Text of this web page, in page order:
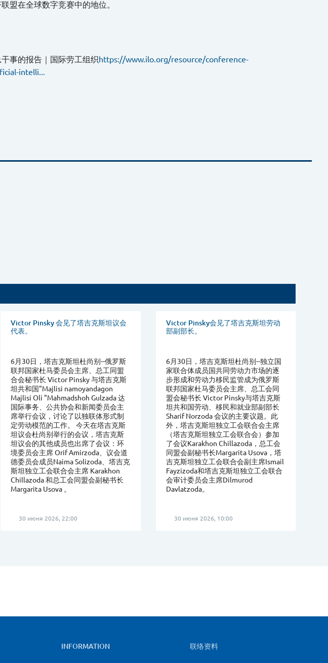
盟在全球数字竞赛中的地位。
事的报告｜国际劳工组织https://www.ilo.org/resource/conference-
intelli...
Victor Pinsky 会见了塔吉克斯坦议会
代表。
6月30日，塔吉克斯坦杜尚别--俄罗斯
联邦国家杜马委员会主席、总工同盟
合会秘书长 Victor Pinsky 与塔吉克斯
坦共和国"Majlisi namoyandagon
Majlisi Oli "Mahmadshoh Gulzada 达
国际事务、公共协会和新闻委员会主
席举行会议，讨论了以独联体形式制
定劳动模范的工作。 今天在塔吉克斯
坦议会杜尚别举行的会议，塔吉克斯
坦议会的其他成员也出席了会议：环
境委员会主席 Orif Amirzoda、议会道
德委员会成员Naima Solizoda、塔吉克
斯坦独立工会联合会主席 Karakhon
Chillazoda 和总工会同盟会副秘书长
Margarita Usova 。
30 июня 2026, 22:00
Victor Pinsky会见了塔吉克斯坦劳动
部副部长。
6月30日，塔吉克斯坦杜尚别--独立国
家联合体成员国共同劳动力市场的逐
步形成和劳动力移民监管成为俄罗斯
联邦国家杜马委员会主席、总工会同
盟会秘书长 Victor Pinsky与塔吉克斯
坦共和国劳动、移民和就业部副部长
Sharif Norzoda 会议的主要议题。此
外，塔吉克斯坦独立工会联合会主席
（塔吉克斯坦独立工会联合会）参加
了会议Karakhon Chillazoda，总工会
同盟会副秘书长Margarita Usova，塔
吉克斯坦独立工会联合会副主席Ismail
Fayzizoda和塔吉克斯坦独立工会联合
会审计委员会主席Dilmurod
Davlatzoda。
30 июня 2026, 10:00
INFORMATION 联络资料